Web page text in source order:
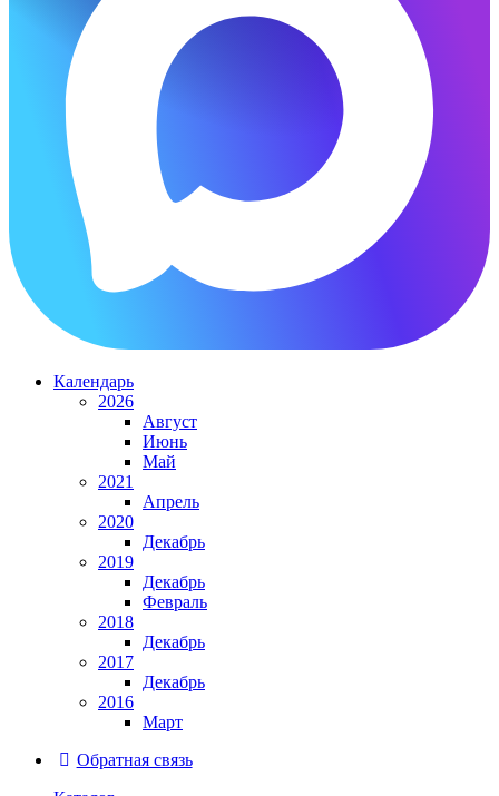
Календарь
2026
Август
Июнь
Май
2021
Апрель
2020
Декабрь
2019
Декабрь
Февраль
2018
Декабрь
2017
Декабрь
2016
Март
Обратная связь